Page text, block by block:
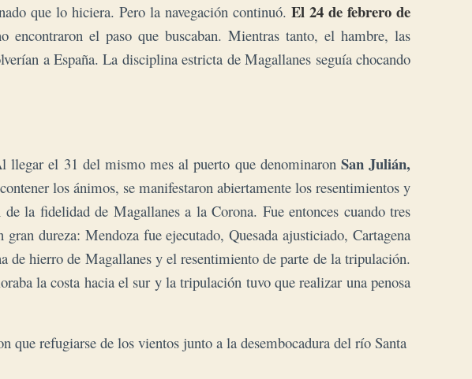
que lo hiciera. Pero la navegación continuó. El 24 de febrero de
encontraron el paso que buscaban. Mientras tanto, el hambre, las
a España. La disciplina estricta de Magallanes seguía chocando
llegar el 31 del mismo mes al puerto que denominaron San Julián,
los ánimos, se manifestaron abiertamente los resentimientos y
la fidelidad de Magallanes a la Corona. Fue entonces cuando tres
dureza: Mendoza fue ejecutado, Quesada ajusticiado, Cartagena
de hierro de Magallanes y el resentimiento de parte de la tripulación.
la costa hacia el sur y la tripulación tuvo que realizar una penosa
que refugiarse de los vientos junto a la desembocadura del río Santa